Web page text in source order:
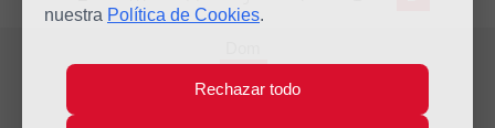
nuestra Política de Cookies.
Rechazar todo
10
Dic